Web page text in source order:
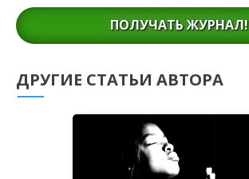
ПОЛУЧАТЬ ЖУРНАЛ!
ДРУГИЕ СТАТЬИ АВТОРА